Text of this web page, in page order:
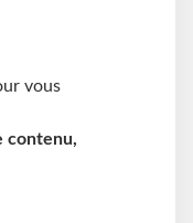
contenu,